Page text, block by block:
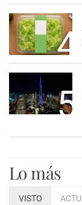
4
5
Lo más
VISTO